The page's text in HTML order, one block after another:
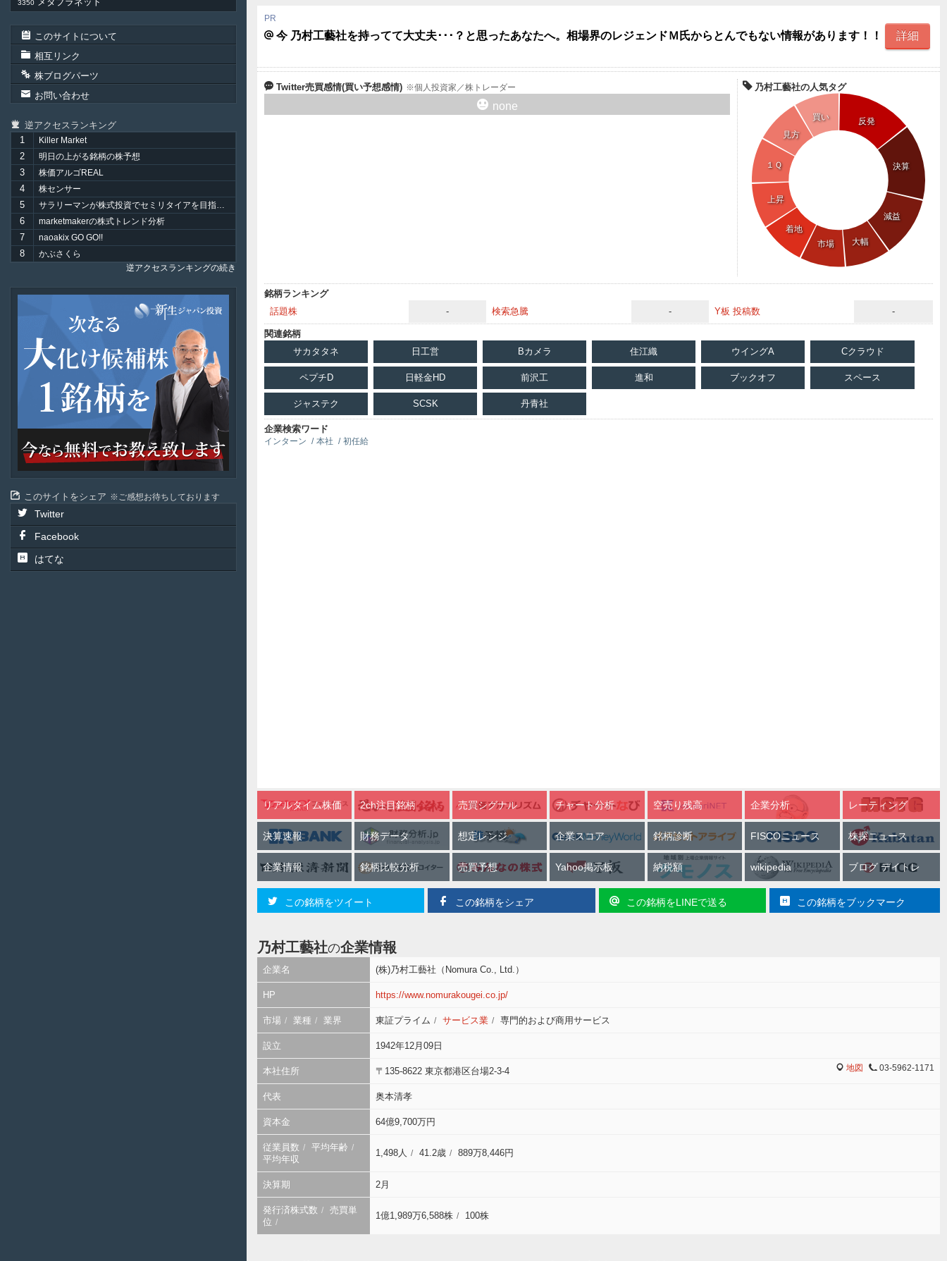
3350
このサイトについて
相互リンク
株ブログパーツ
お問い合わせ
逆アクセスランキング
1
Killer Market
2 明日の上がる銘柄の株予想
3 株価アルゴREAL
4 株センサー
5 サラリーマンが株式投資でセミリタイアを目指してみました。
6 marketmakerの株式トレンド分析
7 naoakix GO GO!!
8
かぶさくら
逆アクセスランキングの続き
このサイトをシェア ご感想お待ちしております
Twitter
Facebook
はてな
今 乃村工藝社を持ってて大丈夫･･･？と思ったあなたへ。相場界のレジェンドＭ氏からとんでもない情報があります！！ 詳細
Twitter売買感情(買い予想感情) 個人投資家／株トレーダー
none
乃村工藝社の人気タグ
反発
決算
減益
大幅
市場
着地
上昇
１Ｑ
見方
買い
銘柄ランキング
話題株
- 検索急騰 - Y板 投稿数 -
関連銘柄
サカタタネ
日工営 Bカメラ 住江織 ウイングA Cクラウド
ペプチD 日軽金HD 前沢工 進和 ブックオフ スペース
ジャステク SCSK 丹青社
企業検索ワード
インターン 本社 初任給
リアルタイム株価 2ch注目銘柄 売買シグナル チャート分析 空売り残高 企業分析 レーティング
決算速報 財務データ 想定レンジ 企業スコア 銘柄診断 FISCOニュース 株探ニュース
企業情報 銘柄比較分析 売買予想 Yahoo掲示板 納税額 wikipedia ブログ デイトレ
この銘柄をツイート この銘柄をシェア この銘柄をLINEで送る この銘柄をブックマーク
乃村工藝社の企業情報
企業名 (株)乃村工藝社（Nomura Co., Ltd.）
HP https://www.nomurakougei.co.jp/
市場 業種 業界 東証プライム サービス業 専門的および商用サービス
設立 1942年12月09日
本社住所 〒135-8622 東京都港区台場2-3-4 MAP
地図 TEL
03-5962-1171
代表 奥本清孝
資本金 64億9,700万円
従業員数
平均年齢
平均年収
1,498人 41.2歳 889万8,446円
決算期 2月
発行済株式数
売買単
位
1億1,989万6,588株 100株